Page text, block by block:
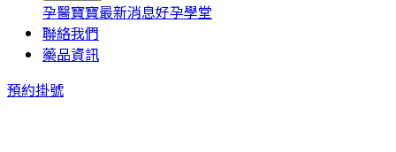
孕醫寶寶最新消息好孕學堂
聯絡我們
藥品資訊
預約掛號